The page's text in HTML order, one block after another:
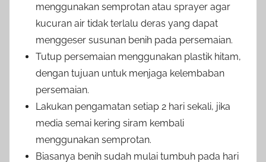
menggunakan semprotan atau sprayer agar
kucuran air tidak terlalu deras yang dapat
menggeser susunan benih pada persemaian.
Tutup persemaian menggunakan plastik hitam,
dengan tujuan untuk menjaga kelembaban
persemaian.
Lakukan pengamatan setiap 2 hari sekali, jika
media semai kering siram kembali
menggunakan semprotan.
Biasanya benih sudah mulai tumbuh pada hari